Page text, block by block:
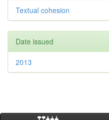
Textual cohesion
Date issued
2013